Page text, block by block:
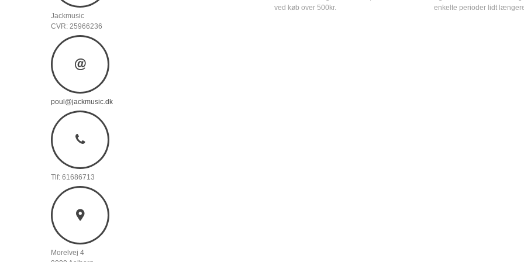
Jackmusic
CVR: 25966236
poul@jackmusic.dk
Tlf: 61686713
Morelvej 4
ved køb over 500kr.
enkelte perioder lidt